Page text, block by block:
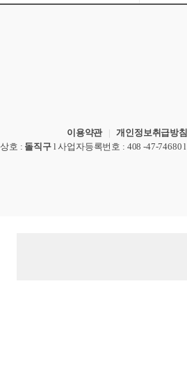
이용약관 |개인정보취급방침
상호 : 돌직구 l사업자등록번호 : 408 -47-74680 l